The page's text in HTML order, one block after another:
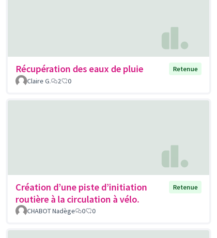
Récupération des eaux de pluie
Retenue
Claire G.
2 0
Création d’une piste d’initiation
routière à la circulation à vélo.
Retenue
CHABOT Nadège 0 0